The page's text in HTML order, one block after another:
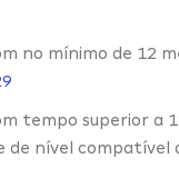
no mínimo de 12
tempo superior a
nível compatível